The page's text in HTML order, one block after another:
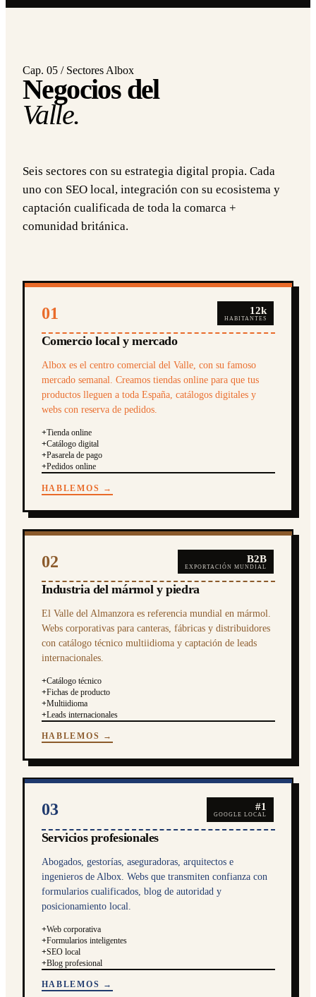
Cap. 05 / Sectores Albox
Negocios del
Valle.
Seis sectores con su estrategia digital propia. Cada
uno con SEO local, integración con su ecosistema y
captación cualificada de toda la comarca +
comunidad británica.
01 12k
HABITANTES
Comercio local y mercado
Albox es el centro comercial del Valle, con su famoso
mercado semanal. Creamos tiendas online para que tus
productos lleguen a toda España, catálogos digitales y
webs con reserva de pedidos.
+Tienda online
+Catálogo digital
+Pasarela de pago
+Pedidos online
HABLEMOS →
02 B2B
EXPORTACIÓN MUNDIAL
Industria del mármol y piedra
El Valle del Almanzora es referencia mundial en mármol.
Webs corporativas para canteras, fábricas y distribuidores
con catálogo técnico multiidioma y captación de leads
internacionales.
+Catálogo técnico
+Fichas de producto
+Multiidioma
+Leads internacionales
HABLEMOS →
03 #1
GOOGLE LOCAL
Servicios profesionales
Abogados, gestorías, aseguradoras, arquitectos e
ingenieros de Albox. Webs que transmiten confianza con
formularios cualificados, blog de autoridad y
posicionamiento local.
+Web corporativa
+Formularios inteligentes
+SEO local
+Blog profesional
HABLEMOS →